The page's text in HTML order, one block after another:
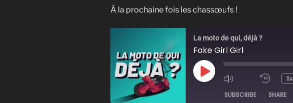
À la prochaine fois les chassœufs !
La moto de qui, déjà ?
Fake Girl Girl
Play
1x
SUBSCRIBE SHARE